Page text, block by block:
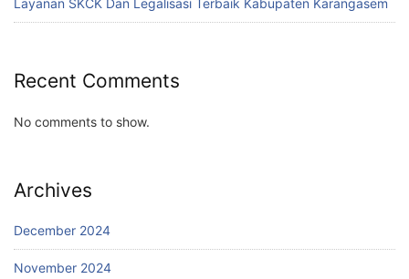
Recent Comments
No comments to show.
Archives
December 2024
November 2024